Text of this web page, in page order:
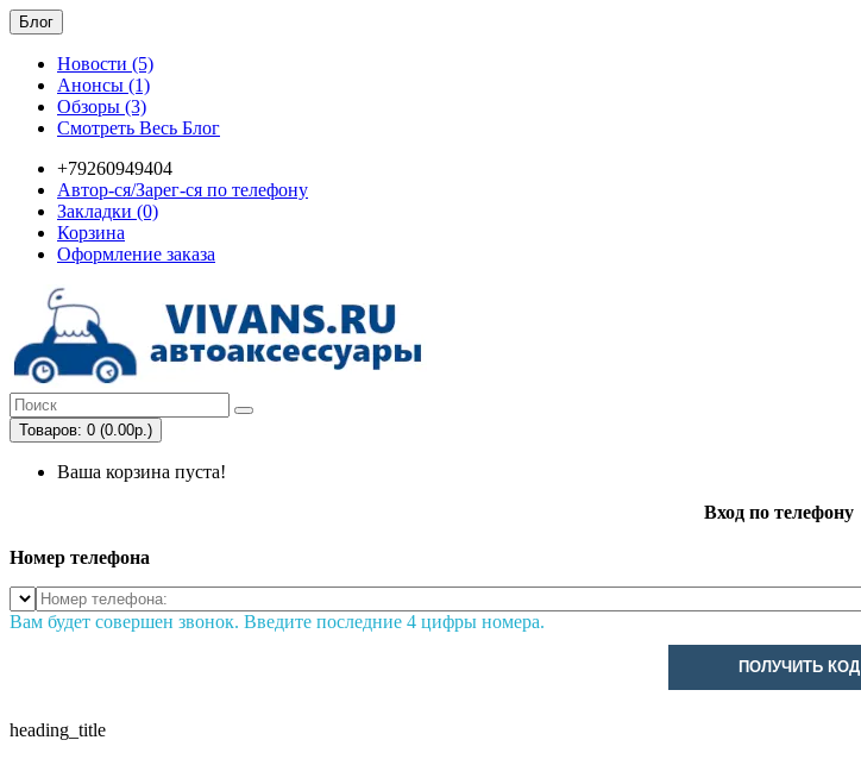
Блог
Новости (5)
Анонсы (1)
Обзоры (3)
Смотреть Весь Блог
+79260949404
Автор-ся/Зарег-ся по телефону
Закладки (0)
Корзина
Оформление заказа
Товаров: 0 (0.00р.)
Ваша корзина пуста!
Вход по телефону
Номер телефона
Вам будет совершен звонок. Введите последние 4 цифры номера.
ПОЛУЧИТЬ КОД
heading_title